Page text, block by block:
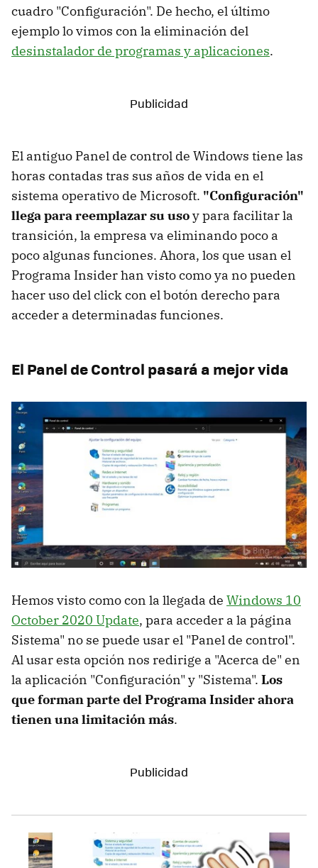
cuadro "Configuración". De hecho, el último
ejemplo lo vimos con la eliminación del
desinstalador de programas y aplicaciones.
El antiguo Panel de control de Windows tiene las
horas contadas tras sus años de vida en el
sistema operativo de Microsoft. "Configuración"
llega para reemplazar su usoy para facilitar la
transición, la empresa va eliminando poco a
poco algunas funciones. Ahora, los que usan el
Programa Insider han visto como ya no pueden
hacer uso del click con el botón derecho para
acceder a determinadas funciones.
El Panel de Control pasará a mejor vida
Hemos visto como con la llegada de Windows 10
October 2020 Update, para acceder a la página
Sistema" no se puede usar el "Panel de control".
Al usar esta opción nos redirige a "Acerca de" en
la aplicación "Configuración" y "Sistema". Los
que forman parte del Programa Insider ahora
tienen una limitación más.